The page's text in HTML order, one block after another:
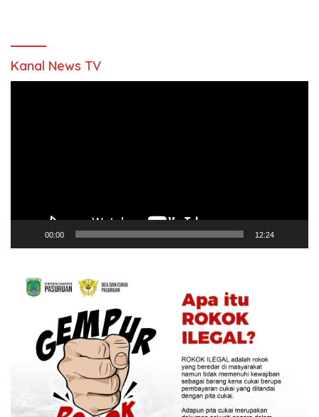
Kanal News TV
00:00 12:24